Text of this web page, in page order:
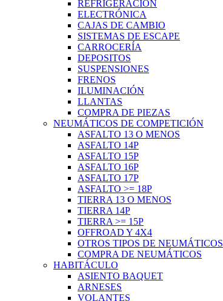
REFRIGERACIÓN
ELECTRÓNICA
CAJAS DE CAMBIO
SISTEMAS DE ESCAPE
CARROCERÍA
DEPOSITOS
SUSPENSIONES
FRENOS
ILUMINACIÓN
LLANTAS
COMPRA DE PIEZAS
NEUMÁTICOS DE COMPETICIÓN
ASFALTO 13 O MENOS
ASFALTO 14P
ASFALTO 15P
ASFALTO 16P
ASFALTO 17P
ASFALTO >= 18P
TIERRA 13 O MENOS
TIERRA 14P
TIERRA >= 15P
OFFROAD Y 4X4
OTROS TIPOS DE NEUMÁTICOS
COMPRA DE NEUMÁTICOS
HABITÁCULO
ASIENTO BAQUET
ARNESES
VOLANTES